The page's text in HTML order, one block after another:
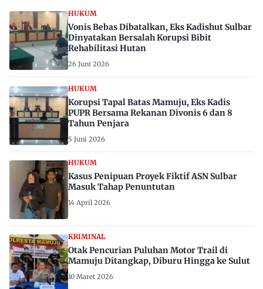
HUKUM
Vonis Bebas Dibatalkan, Eks Kadishut Sulbar
Dinyatakan Bersalah Korupsi Bibit
Rehabilitasi Hutan
26 Juni 2026
HUKUM
Korupsi Tapal Batas Mamuju, Eks Kadis
PUPR Bersama Rekanan Divonis 6 dan 8
Tahun Penjara
5 Juni 2026
HUKUM
Kasus Penipuan Proyek Fiktif ASN Sulbar
Masuk Tahap Penuntutan
14 April 2026
KRIMINAL
Otak Pencurian Puluhan Motor Trail di
Mamuju Ditangkap, Diburu Hingga ke Sulut
10 Maret 2026